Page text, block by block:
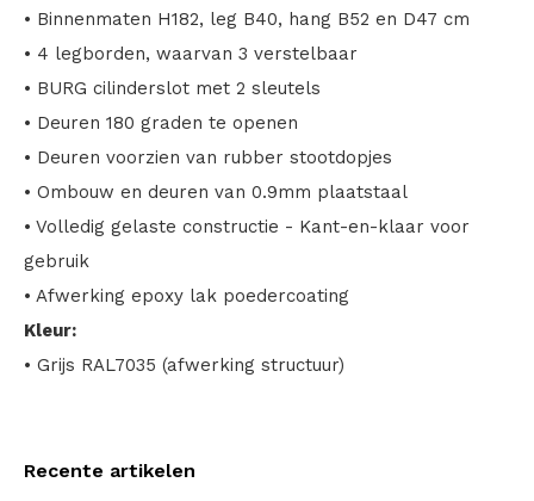
• Binnenmaten H182, leg B40, hang B52 en D47 cm
• 4 legborden, waarvan 3 verstelbaar
• BURG cilinderslot met 2 sleutels
• Deuren 180 graden te openen
• Deuren voorzien van rubber stootdopjes
• Ombouw en deuren van 0.9mm plaatstaal
• Volledig gelaste constructie - Kant-en-klaar voor
gebruik
• Afwerking epoxy lak poedercoating
Kleur:
• Grijs RAL7035 (afwerking structuur)
Recente artikelen